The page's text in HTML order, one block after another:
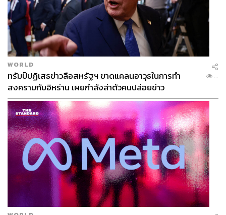
WORLD
ทรัมป์ปฏิเสธข่าวลือสหรัฐฯ ขาดแคลนอาวุธในการทำ
สงครามกับอิหร่าน เผยกำลังล่าตัวคนปล่อยข่าว
...